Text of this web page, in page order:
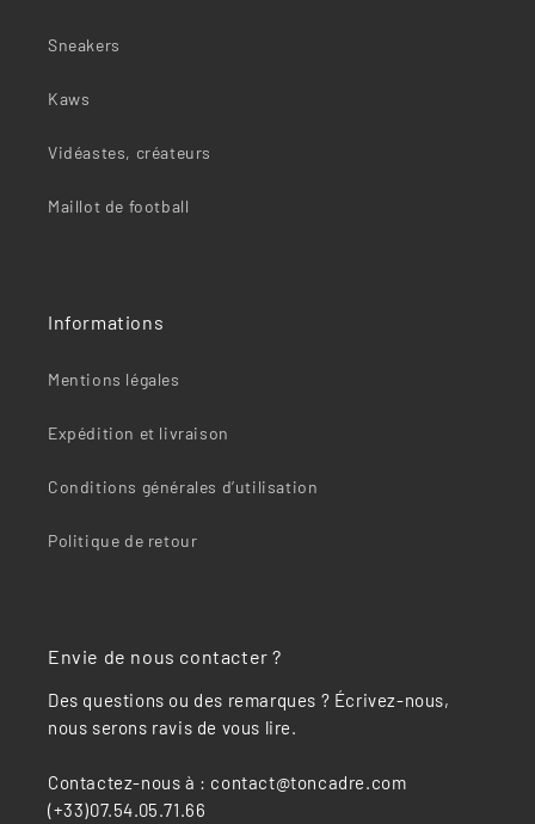
Sneakers
Kaws
Vidéastes, créateurs
Maillot de football
Informations
Mentions légales
Expédition et livraison
Conditions générales d’utilisation
Politique de retour
Envie de nous contacter ?
Des questions ou des remarques ? Écrivez-nous,
nous serons ravis de vous lire.
Contactez-nous à : contact@toncadre.com
(+33)07.54.05.71.66